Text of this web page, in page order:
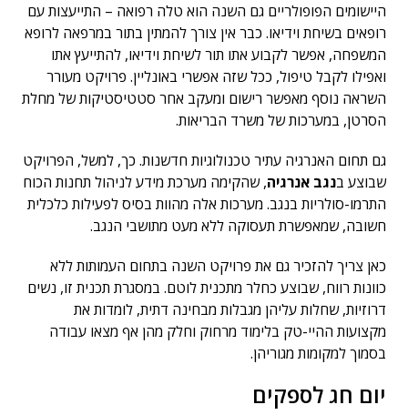
היישומים הפופולריים גם השנה הוא טלה רפואה – התייעצות עם
רופאים בשיחת וידיאו. כבר אין צורך להמתין בתור במרפאה לרופא
המשפחה, אפשר לקבוע אתו תור לשיחת וידיאו, להתייעץ אתו
ואפילו לקבל טיפול, ככל שזה אפשרי באונליין. פרויקט מעורר
השראה נוסף מאפשר רישום ומעקב אחר סטטיסטיקות של מחלת
הסרטן, במערכות של משרד הבריאות.
גם תחום האנרגיה עתיר טכנולוגיות חדשנות. כך, למשל, הפרויקט
שבוצע בנגב אנרגיה, שהקימה מערכת מידע לניהול תחנות הכוח
התרמו-סולריות בנגב. מערכות אלה מהוות בסיס לפעילות כלכלית
חשובה, שמאפשרת תעסוקה ללא מעט מתושבי הנגב.
כאן צריך להזכיר גם את פרויקט השנה בתחום העמותות ללא
כוונות רווח, שבוצע כחלר מתכנית לוטם. במסגרת תכנית זו, נשים
דרוזיות, שחלות עליהן מגבלות מבחינה דתית, לומדות את
מקצועות ההיי-טק בלימוד מרחוק וחלק מהן אף מצאו עבודה
בסמוך למקומות מגוריהן.
יום חג לספקים